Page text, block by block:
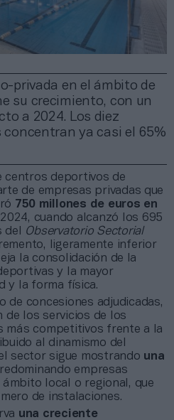
privada en el ámbito de
su crecimiento, con un
a 2024. Los diez
concentran ya casi el 65%
centros deportivos de
de empresas privadas que
750 millones de euros en
cuando alcanzó los 695
del
Observatorio Sectorial
ligeramente inferior
la consolidación de la
y la mayor
y la forma física.
de concesiones adjudicadas,
de los servicios de los
más competitivos frente a la
al dinamismo del
sector sigue mostrando una
empresas
ámbito local o regional, que
de instalaciones.
una creciente